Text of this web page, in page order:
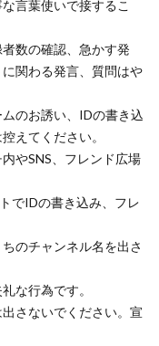
言葉使いで接するこ
数の確認、急かす発
関わる発言、質問はや
のお誘い、IDの書き込
えてください。
やSNS、フレンド広場
でIDの書き込み、フレ
のチャンネル名を出さ
な行為です。
さないでください。宣